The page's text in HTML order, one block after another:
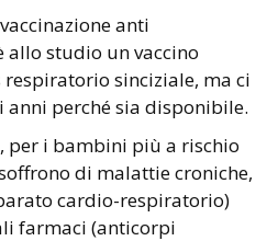
anti
studio un vaccino
sinciziale, ma ci
perché sia disponibile.
per i bambini più a rischio
di malattie croniche,
cardio-respiratorio)
farmaci (anticorpi